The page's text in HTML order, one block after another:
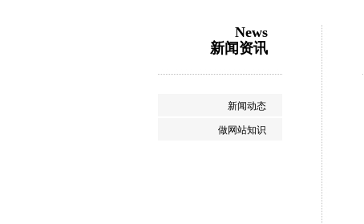
News
新闻资讯
新闻动态
做网站知识